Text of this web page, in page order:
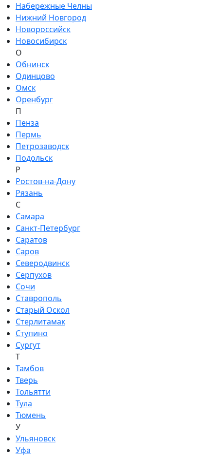
Набережные Челны
Нижний Новгород
Новороссийск
Новосибирск
О
Обнинск
Одинцово
Омск
Оренбург
П
Пенза
Пермь
Петрозаводск
Подольск
Р
Ростов-на-Дону
Рязань
С
Самара
Санкт-Петербург
Саратов
Саров
Северодвинск
Серпухов
Сочи
Ставрополь
Старый Оскол
Стерлитамак
Ступино
Сургут
Т
Тамбов
Тверь
Тольятти
Тула
Тюмень
У
Ульяновск
Уфа